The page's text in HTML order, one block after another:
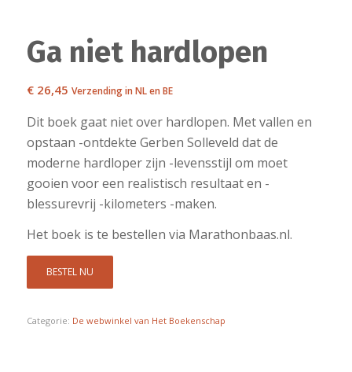
Ga niet hardlopen
€26,45 Verzending in NL en BE
Dit boek gaat niet over hardlopen. Met vallen en
opstaan -ontdekte Gerben Solleveld dat de
moderne hardloper zijn -levensstijl om moet
gooien voor een realistisch resultaat en -
blessurevrij -kilometers -maken.
Het boek is te bestellen via Marathonbaas.nl.
BESTEL NU
Categorie: De webwinkel van Het Boekenschap